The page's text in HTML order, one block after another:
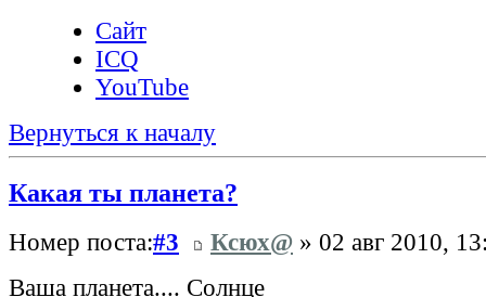
Сайт
ICQ
YouTube
Вернуться к началу
Какая ты планета?
Номер поста:#3 Ксюх@ » 02 авг 2010,
Ваша планета.... Солнце